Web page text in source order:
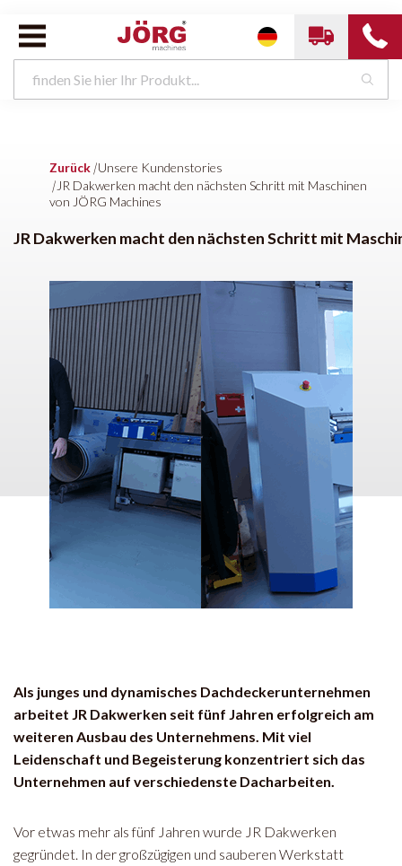
Zurück |Unsere Kundenstories
| JR Dakwerken macht den nächsten Schritt mit Maschinen
von JÖRG Machines
JR Dakwerken macht den nächsten Schritt mit
Als junges und dynamisches Dachdeckerunternehmen
arbeitet JR Dakwerken seit fünf Jahren erfolgreich am
weiteren Ausbau des Unternehmens. Mit viel
Leidenschaft und Begeisterung konzentriert sich das
Unternehmen auf verschiedenste Dacharbeiten.
Vor etwas mehr als fünf Jahren wurde JR Dakwerken
gegründet. In der großzügigen und sauberen Werkstatt